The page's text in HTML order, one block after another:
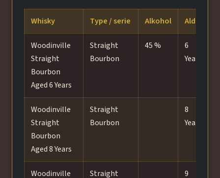
Whisky Type / serie Alkohol Alder
Woodinville
Straight
Bourbon
Aged 6 Years
Straight
Bourbon
45 %
6
Years
Woodinville
Straight
Bourbon
Aged 8 Years
Straight
Bourbon
8
Years
Woodinville Straight 9